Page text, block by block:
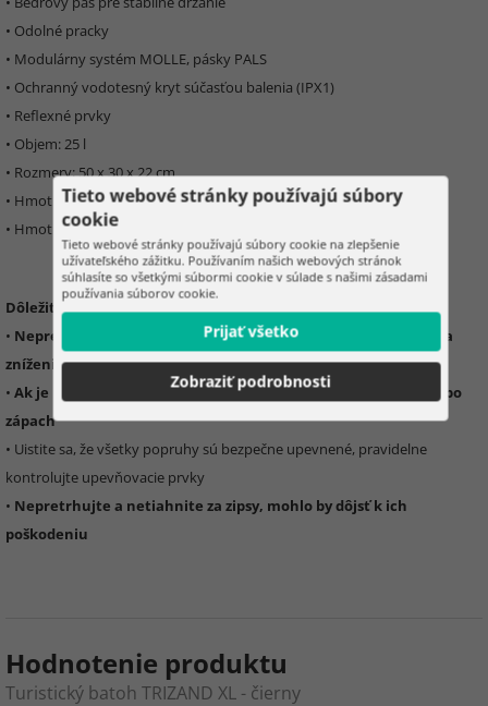
• Odolné pracky
• Modulárny systém MOLLE, pásky PALS
• Ochranný vodotesný kryt súčasťou balenia (IPX1)
• Reflexné prvky
• Objem: 25 l
• Rozmery: 50 x 30 x 22 cm
• Hmotnosť: 0,9 kg
• Hmotnosť v balení: 0,95 kg
Dôležité informácie:
• Nepretrhujte batoh, aby nedošlo k rýchlemu opotrebovaniu a
zníženiu pohodlia
• Ak je batoh mokrý, osušte ho úplne, aby nevznikla pleseň alebo
zápach
• Uistite sa, že všetky popruhy sú bezpečne upevnené, pravidelne
kontrolujte upevňovacie prvky
• Nepretrhujte a netiahnite za zipsy, mohlo by dôjsť k ich
poškodeniu
Hodnotenie produktu
Turistický batoh TRIZAND XL - čierny
Tieto webové stránky používajú súbory
cookie
Tieto webové stránky používajú súbory cookie na zlepšenie
užívateľského zážitku. Používaním našich webových stránok
súhlasíte so všetkými súbormi cookie v súlade s našimi zásadami
používania súborov cookie.
Prijať všetko
Zobraziť podrobnosti